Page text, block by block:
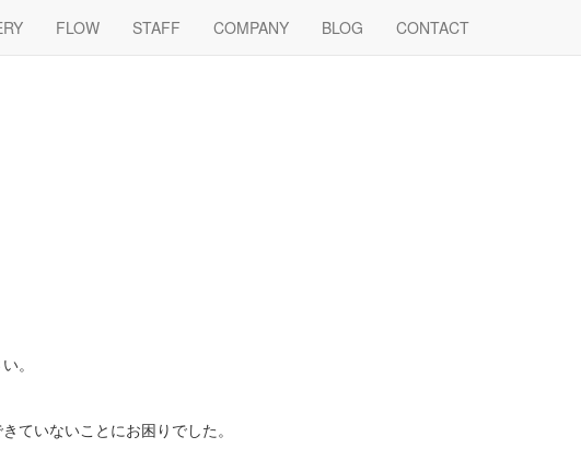
FLOW STAFF COMPANY BLOG CONTACT
。
ていないことにお困りでした。